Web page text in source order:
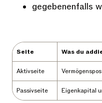
gegebenenfalls
Seite Was du
Aktivseite
Passivseite Eigenkapital